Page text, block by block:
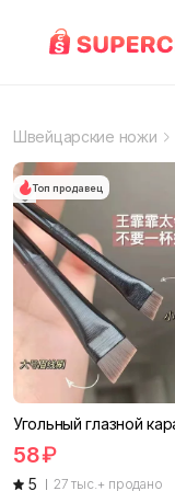
FirstPrevNext
Швейцарские ножи
Топ продавец
5 27 тыс.+ продано
58₽